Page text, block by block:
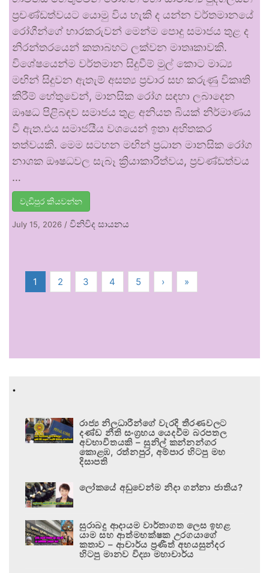
ප්‍රචණ්ඩත්වයට යොමු විය හැකි ද යන්න වර්තමානයේ
රෝගීන්ගේ භාරකරුවන් මෙන්ම පොදු සමාජය තුළ ද
නිරන්තරයෙන් කතාබහට ලක්වන මාතෘකාවකි.
විශේෂයෙන්ම වර්තමාන සිදුවීම් මුල් කොට මාධ්‍ය
මඟින් සිදුවන ඇතැම් අසත්‍ය ප්‍රචාර සහ කරුණු විකෘති
කිරීම් හේතුවෙන්, මානසික රෝග සඳහා ලබාදෙන
ඖෂධ පිළිබඳව සමාජය තුළ අනියත බියක් නිර්මාණය
වී ඇත.එය සමාජයීය වශයෙන් ඉතා අහිතකර
තත්වයකි. මෙම සටහන මඟින් ප්‍රධාන මානසික රෝග
නාශක ඖෂධවල සැබෑ ක්‍රියාකාරීත්වය, ප්‍රචණ්ඩත්වය
…
වැඩිපුර කියවන්න
July 15, 2026 / විනිවිද සායනය
1 2 3 4 5 › »
.
රාජ්‍ය නිලධාරීන්ගේ වැරදි තීරණවලට
දණ්ඩ නීති සංග්‍රහය යෙදවීම බරපතල
අවභාවිතයකි – සුනිල් කන්නන්ගර
කොළඹ, රත්නපුර, අම්පාර හිටපු මහ
දිසාපති
ලෝකයේ අඩුවෙන්ම නිදා ගන්නා ජාතිය?
සුරාබදු ආදායම වාර්තාගත ලෙස ඉහළ
යාම සහ ආත්මභක්ෂක උරගයාගේ
කතාව – ආචාර්ය ප්‍රණීත් අභයසුන්දර
හිටපු මානව විද්‍යා මහාචාර්ය